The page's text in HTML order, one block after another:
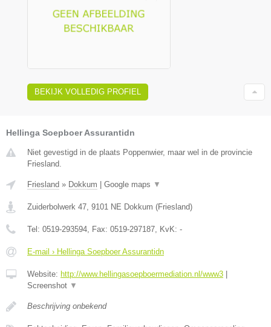
BEKIJK VOLLEDIG PROFIEL
Hellinga Soepboer Assurantidn
Niet gevestigd in de plaats Poppenwier, maar wel in de provincie
Friesland.
Friesland » Dokkum | Google maps ▼
Zuiderbolwerk 47 9101 NE Dokkum (Friesland)
Tel: 0519-293594 , Fax: 0519-297187 , KvK: -
E-mail › Hellinga Soepboer Assurantidn
Website: http://www.hellingasoepboermediation.nl/www3 |
Screenshot ▼
Beschrijving onbekend